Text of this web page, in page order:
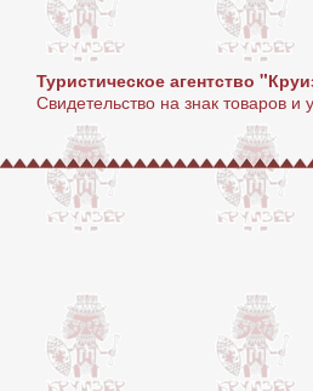
Туристическое агентство
Свидетельство на знак товаров